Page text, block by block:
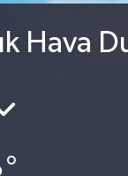
Hava
°